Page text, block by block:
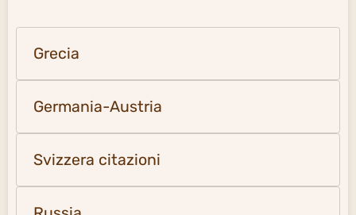
Grecia
Germania-Austria
Svizzera citazioni